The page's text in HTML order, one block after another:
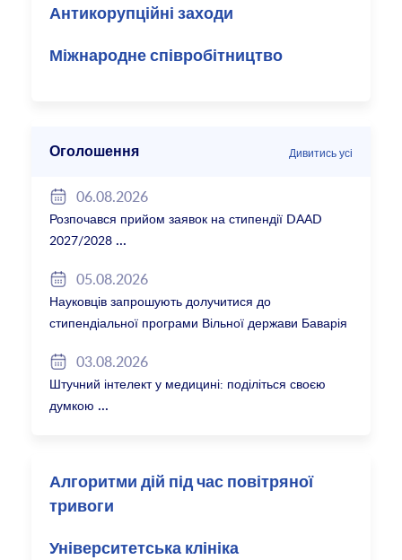
Антикорупційні заходи
Міжнародне співробітництво
Оголошення Дивитись усі
06.08.2026
Розпочався прийом заявок на стипендії DAAD
2027/2028
05.08.2026
Науковців запрошують долучитися до
стипендіальної програми Вільної держави Баварія
03.08.2026
Штучний інтелект у медицині: поділіться своєю
думкою
Алгоритми дій під час повітряної
тривоги
Університетська клініка